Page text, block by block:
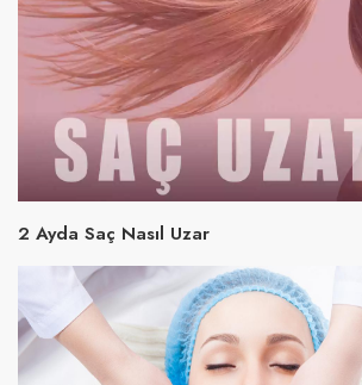
2 Ayda Saç Nasıl Uzar